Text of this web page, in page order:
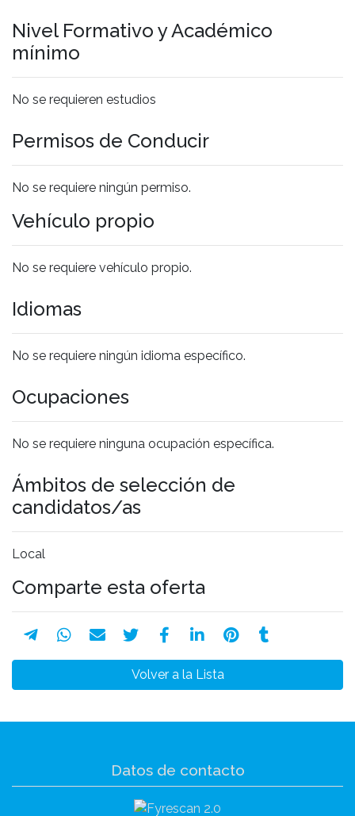
Nivel Formativo y Académico
mínimo
No se requieren estudios
Permisos de Conducir
No se requiere ningún permiso.
Vehículo propio
No se requiere vehículo propio.
Idiomas
No se requiere ningún idioma específico.
Ocupaciones
No se requiere ninguna ocupación específica.
Ámbitos de selección de
candidatos/as
Local
Comparte esta oferta
Volver a la Lista
Datos de contacto